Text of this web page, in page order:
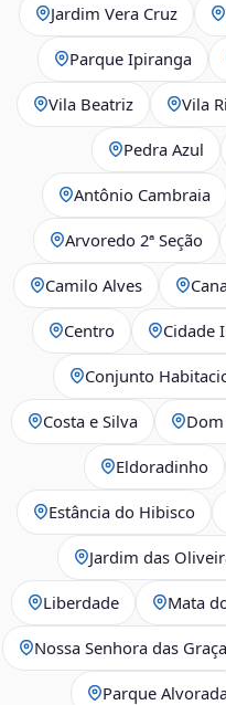
Jardim Vera Cruz
Parque Ipiranga
Vila Beatriz Vila
Pedra Azul
Antônio Cambraia
Arvoredo 2ª Seção
Camilo Alves
Centro Cidade
Conjunto
Costa e Silva
Eldoradinho
Estância do Hibisco
Jardim das
Liberdade Mata
Nossa Senhora das
Parque Alvorada